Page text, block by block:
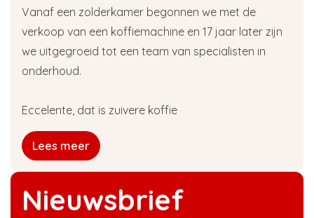
Nieuwsbrief
Vanaf een zolderkamer begonnen we met de
verkoop van een koffiemachine en 17 jaar later zijn
we uitgegroeid tot een team van specialisten in
onderhoud.
Eccelente, dat is zuivere koffie
Lees meer